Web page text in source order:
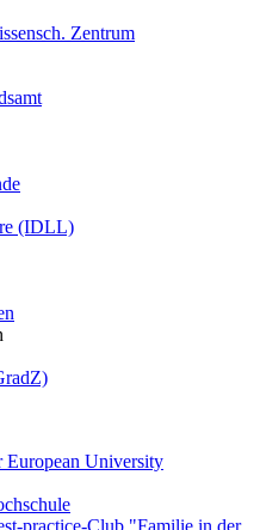
Zentrum
(IDLL)